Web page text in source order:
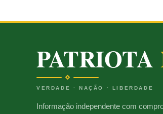
PATRIOTA
VERDADE · NAÇÃO · LIBERDADE
Informação independente com